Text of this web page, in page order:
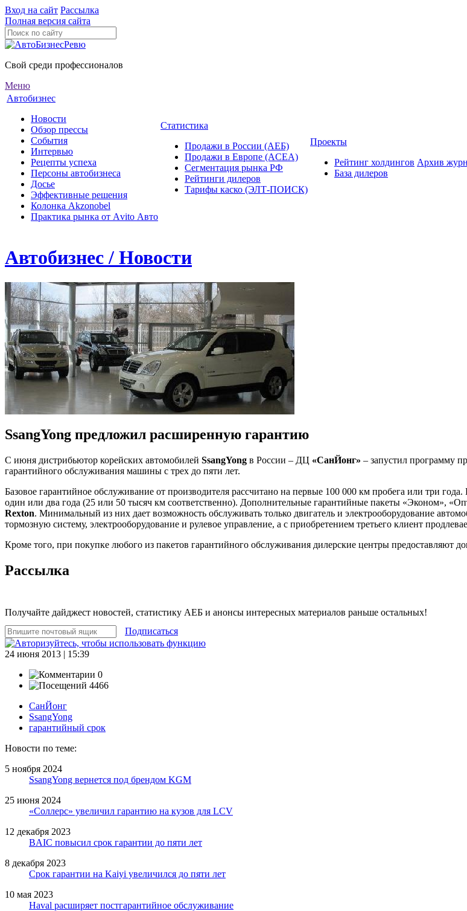
Вход на сайт Рассылка
Полная версия сайта
Свой среди профессионалов
Меню
Автобизнес
Новости
Обзор прессы
События
Интервью
Рецепты успеха
Персоны автобизнеса
Досье
Эффективные решения
Колонка Akzonobel
Практика рынка от Аvito Авто
Статистика
Продажи в России (АЕБ)
Продажи в Европе (ACEA)
Сегментация рынка РФ
Рейтинги дилеров
Тарифы каско (ЭЛТ-ПОИСК)
Проекты
Рейтинг холдингов
База дилеров
Архив
Автобизнес / Новости
SsangYong предложил расширенную гарантию
С июня дистрибьютор корейских автомобилей SsangYong в России – ДЦ «СанЙонг» – запустил программу
гарантийного обслуживания машины с трех до пяти лет.
Базовое гарантийное обслуживание от производителя рассчитано на первые 100 000 км пробега или три
один или два года (25 или 50 тысяч км соответственно). Дополнительные гарантийные пакеты «Эконом»,
Rexton. Минимальный из них дает возможность обслуживать только двигатель и электрооборудование
тормозную систему, электрооборудование и рулевое управление, а с приобретением третьего клиент
Кроме того, при покупке любого из пакетов гарантийного обслуживания дилерские центры предоставляют
Рассылка
Получайте дайджест новостей, статистику АЕБ и анонсы интересных материалов раньше остальных!
Подписаться
24 июня 2013 | 15:39
0
4466
СанЙонг
SsangYong
гарантийный срок
Новости по теме:
5 ноября 2024
SsangYong вернется под брендом KGM
25 июня 2024
«Соллерс» увеличил гарантию на кузов для LCV
12 декабря 2023
BAIC повысил срок гарантии до пяти лет
8 декабря 2023
Cрок гарантии на Kaiyi увеличился до пяти лет
10 мая 2023
Haval расширяет постгарантийное обслуживание